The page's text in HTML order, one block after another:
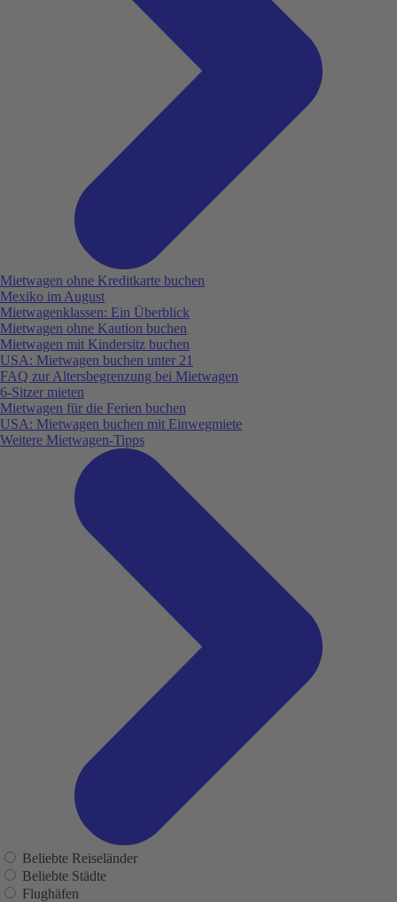
Mietwagen ohne Kreditkarte buchen
Mexiko im August
Mietwagenklassen: Ein Überblick
Mietwagen ohne Kaution buchen
Mietwagen mit Kindersitz buchen
USA: Mietwagen buchen unter 21
FAQ zur Altersbegrenzung bei Mietwagen
6-Sitzer mieten
Mietwagen für die Ferien buchen
USA: Mietwagen buchen mit Einwegmiete
Weitere Mietwagen-Tipps
Beliebte Reiseländer
Beliebte Städte
Flughäfen